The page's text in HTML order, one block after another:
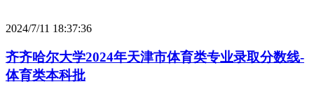
2024/7/11 18:37:36
齐齐哈尔大学2024年天津市体育类专业录取分数线-
体育类本科批